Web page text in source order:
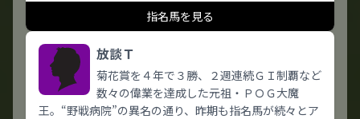
指名馬を見る
放談Ｔ
菊花賞を４年で３勝、２週連続ＧＩ制覇など
数々の偉業を達成した元祖・ＰＯＧ大魔
王。“野戦病院”の異名の通り、昨期も指名馬が続々とア